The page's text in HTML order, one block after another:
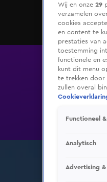
Wij en onze 29
verzamelen
cookies
en content te
prestaties van
toestemming
functionele en
kunt dit menu
te trekken door
zullen overal
Functioneel &
Analytisch
Advertising